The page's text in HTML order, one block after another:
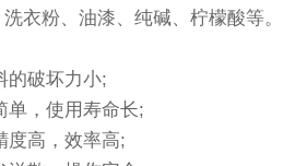
衣粉、油漆、纯碱、柠檬酸等。
的破坏力小;
单，使用寿命长;
度高，效率高;